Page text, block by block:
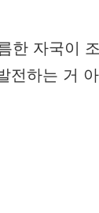
한 자국이
전하는 거